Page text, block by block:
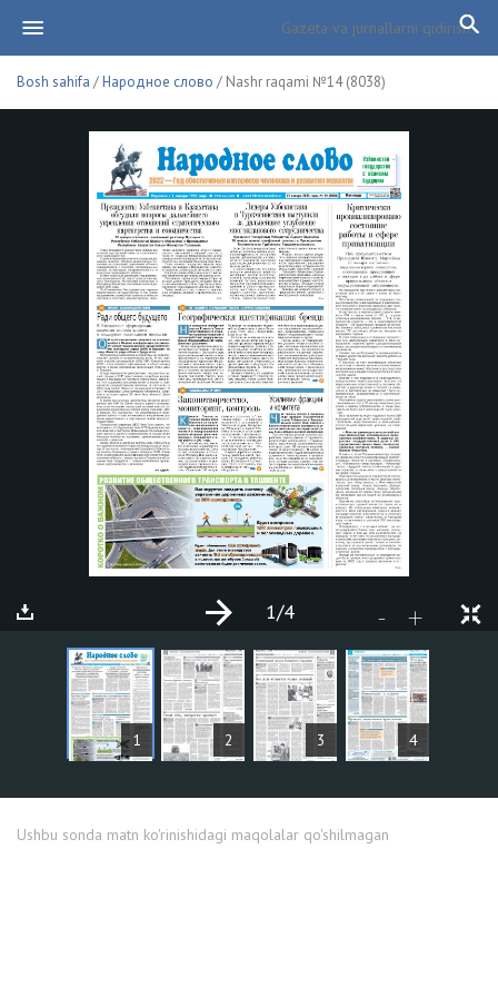
Bosh sahifa /Народное слово / Nashr raqami №14 (8038)
1 2 3 4
- +
1/4
MAQOLALAR
Ushbu sonda matn ko'rinishidagi maqolalar qo'shilmagan